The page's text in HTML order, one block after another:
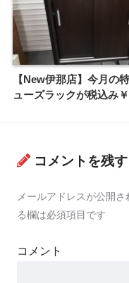
【New伊那店】今月の
ューズラックが税込み
コメントを残す
メールアドレスが公開さ
る欄は必須項目です
コメント